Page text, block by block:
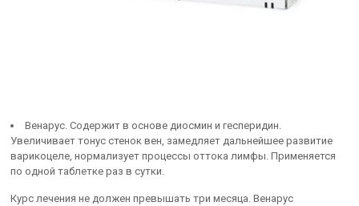
Венарус. Содержит в основе диосмин и гесперидин.
Увеличивает тонус стенок вен, замедляет дальнейшее развитие
варикоцеле, нормализует процессы оттока лимфы. Применяется
по одной таблетке раз в сутки.
Курс лечения не должен превышать три месяца. Венарус